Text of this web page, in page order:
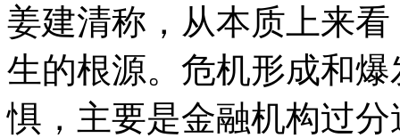
姜建清称，从本质上来
生的根源。危机形成和
惧，主要是金融机构过